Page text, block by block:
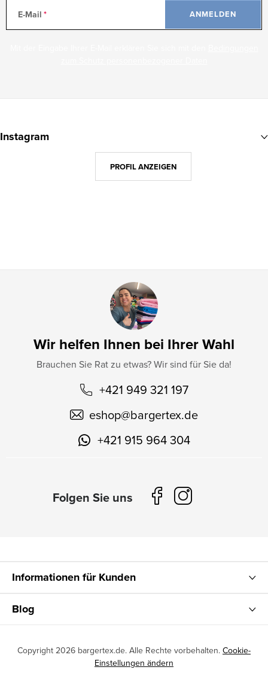
E-Mail ANMELDEN
u
Wir helfen Ihnen bei Ihrer Wahl
Brauchen Sie Rat zu etwas? Wir sind für Sie da!
+421 949 321 197
eshop@bargertex.de
+421 915 964 304
Instagram
PROFIL ANZEIGEN
Informationen für Kunden
Blog
Copyright 2026 bargertex.de. Alle Rechte vorbehalten. Cookie-
Einstellungen ändern